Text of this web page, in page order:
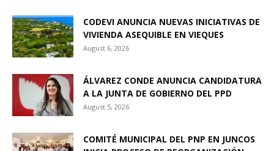
CODEVI ANUNCIA NUEVAS INICIATIVAS DE
VIVIENDA ASEQUIBLE EN VIEQUES
August 6, 2026
ÁLVAREZ CONDE ANUNCIA CANDIDATURA
A LA JUNTA DE GOBIERNO DEL PPD
August 5, 2026
COMITÉ MUNICIPAL DEL PNP EN JUNCOS